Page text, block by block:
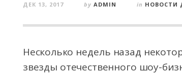
ДЕК 13, 2017 by ADMIN in НОВОСТИ
Несколько недель назад
звезды отечественного шоу-